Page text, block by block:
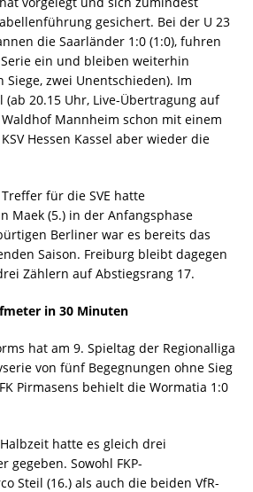
gesichert. Bei der U 23
die Saarländer 1:0 (1:0), fuhren
ein und bleiben weiterhin
Siege, zwei Unentschieden). Im
20.15 Uhr, Live-Übertragung auf
Waldhof Mannheim schon mit einem
Hessen Kassel aber wieder die
für die SVE hatte
Maek (5.) in der Anfangsphase
Berliner war es bereits das
Saison. Freiburg bleibt dagegen
Zählern auf Abstiegsrang 17.
in 30 Minuten
hat am 9. Spieltag der Regionalliga
von fünf Begegnungen ohne Sieg
Pirmasens behielt die Wormatia 1:0
hatte es gleich drei
gegeben. Sowohl FKP-
Steil (16.) als auch die beiden VfR-